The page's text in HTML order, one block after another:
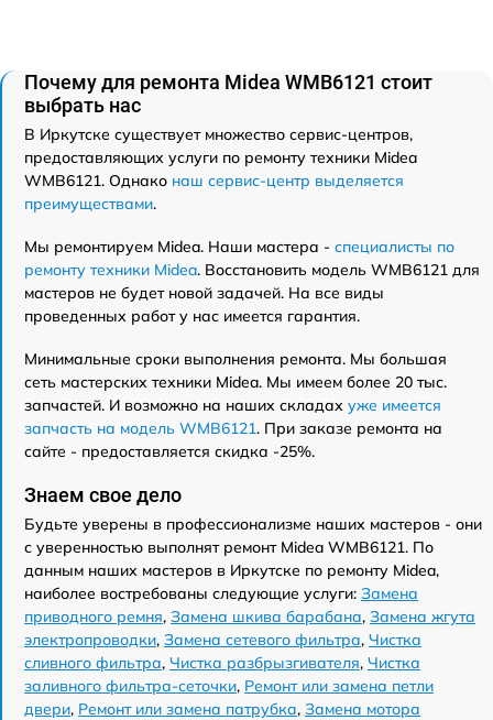
Почему для ремонта Midea WMB6121 стоит
выбрать нас
В Иркутске существует множество сервис-центров,
предоставляющих услуги по ремонту техники Midea
WMB6121. Однако наш сервис-центр выделяется
преимуществами.
Мы ремонтируем Midea. Наши мастера - специалисты по
ремонту техники Midea. Восстановить модель WMB6121 для
мастеров не будет новой задачей. На все виды
проведенных работ у нас имеется гарантия.
Минимальные сроки выполнения ремонта. Мы большая
сеть мастерских техники Midea. Мы имеем более 20 тыс.
запчастей. И возможно на наших складах уже имеется
запчасть на модель WMB6121. При заказе ремонта на
сайте - предоставляется скидка -25%.
Знаем свое дело
Будьте уверены в профессионализме наших мастеров - они
с уверенностью выполнят ремонт Midea WMB6121. По
данным наших мастеров в Иркутске по ремонту Midea,
наиболее востребованы следующие услуги: Замена
приводного ремня, Замена шкива барабана, Замена жгута
электропроводки, Замена сетевого фильтра, Чистка
сливного фильтра, Чистка разбрызгивателя, Чистка
заливного фильтра-сеточки, Ремонт или замена петли
двери, Ремонт или замена патрубка, Замена мотора